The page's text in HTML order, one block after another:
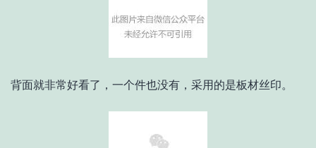
背面就非常好看了，一个件也没有，采用的是板材丝印。